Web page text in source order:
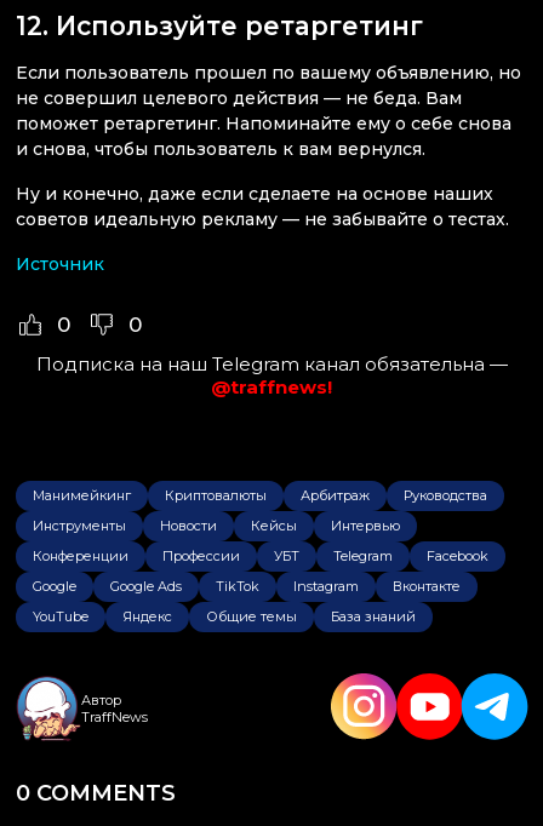
12. Используйте ретаргетинг
Если пользователь прошел по вашему объявлению, но
не совершил целевого действия — не беда. Вам
поможет ретаргетинг. Напоминайте ему о себе снова
и снова, чтобы пользователь к вам вернулся.
Ну и конечно, даже если сделаете на основе наших
советов идеальную рекламу — не забывайте о тестах.
Источник
0 0
Подписка на наш Telegram канал обязательна —
@traffnews!
Манимейкинг Криптовалюты Арбитраж
Руководства
Инструменты
Новости Кейсы
Интервью
Конференции
Профессии УБТ Telegram
Facebook
Google
Google Ads TikTok Instagram
Вконтакте
YouTube
Яндекс Общие темы База знаний
Автор
TraffNews
0 COMMENTS